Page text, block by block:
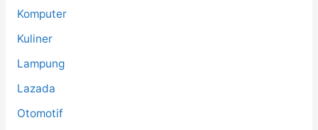
Komputer
Kuliner
Lampung
Lazada
Otomotif